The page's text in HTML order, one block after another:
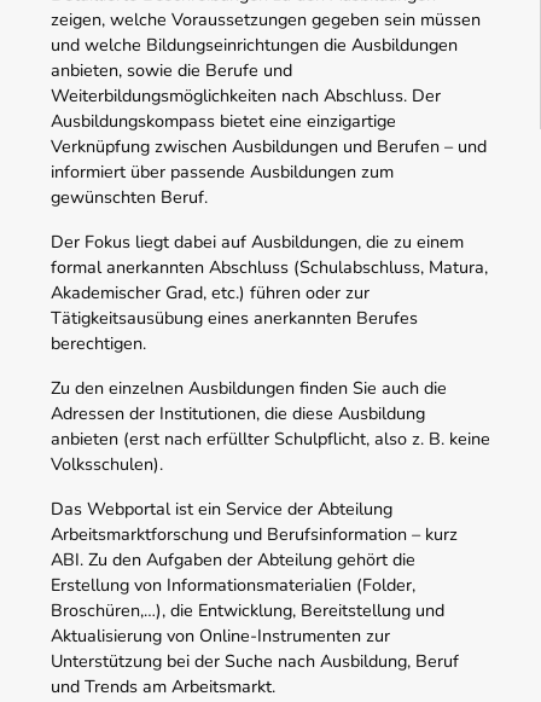
zeigen, welche Voraussetzungen gegeben sein müssen
und welche Bildungseinrichtungen die Ausbildungen
anbieten, sowie die Berufe und
Weiterbildungsmöglichkeiten nach Abschluss. Der
Ausbildungskompass bietet eine einzigartige
Verknüpfung zwischen Ausbildungen und Berufen – und
informiert über passende Ausbildungen zum
gewünschten Beruf.
Der Fokus liegt dabei auf Ausbildungen, die zu einem
formal anerkannten Abschluss (Schulabschluss, Matura,
Akademischer Grad, etc.) führen oder zur
Tätigkeitsausübung eines anerkannten Berufes
berechtigen.
Zu den einzelnen Ausbildungen finden Sie auch die
Adressen der Institutionen, die diese Ausbildung
anbieten (erst nach erfüllter Schulpflicht, also z. B. keine
Volksschulen).
Das Webportal ist ein Service der Abteilung
Arbeitsmarktforschung und Berufsinformation – kurz
ABI. Zu den Aufgaben der Abteilung gehört die
Erstellung von Informationsmaterialien (Folder,
Broschüren,…), die Entwicklung, Bereitstellung und
Aktualisierung von Online-Instrumenten zur
Unterstützung bei der Suche nach Ausbildung, Beruf
und Trends am Arbeitsmarkt.